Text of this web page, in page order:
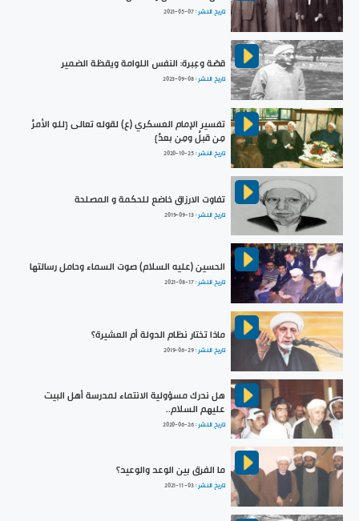
تاريخ النشر :2021-05-07
قصّة وعِبرة: النفس اللوامة ويقظة الضمير
تاريخ النشر :2023-09-08
تفسير الإمام العسكري (ع) لقوله تعالى {للهِ الأمرُ
مِن قبلُ ومِن بعدُ}
تاريخ النشر :2020-10-25
تفاوت الارزاق خاضع للحكمة و المصلحة
تاريخ النشر :2019-09-13
الحسين (عليه السلام) صوت السماء وحامل رسالتها
تاريخ النشر :2021-08-17
ماذا تختار نظام الدولة أم العشيرة؟
تاريخ النشر :2019-06-29
هل ندرك مسؤولية الانتماء لمدرسة أهل البيت
عليهم السلام..
تاريخ النشر :2020-06-26
ما الفرق بين الوعد والوعيد؟
تاريخ النشر :2021-11-03